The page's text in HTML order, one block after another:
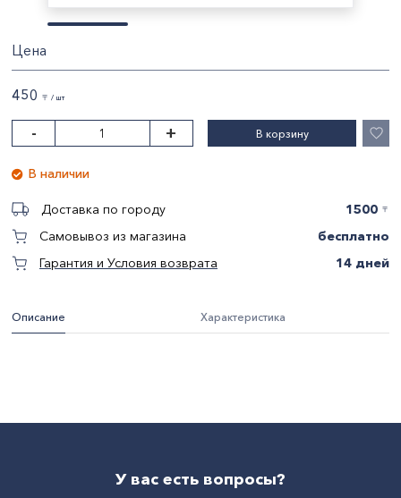
Описание Характеристика
Цена
450 〒 / шт
- + В корзину
В наличии
Доставка по городу 1500 〒
Самовывоз из магазина
бесплатно
Гарантия и Условия возврата
14 дней
У вас есть вопросы?